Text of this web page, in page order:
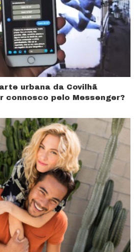
urbana da Covilhã
connosco pelo Messenger?